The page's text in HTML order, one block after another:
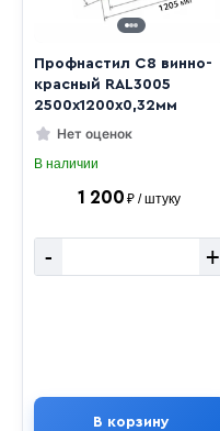
В наличии
Профнастил С8 винно-
красный RAL3005
2500х1200х0,32мм
Нет оценок
1 200 ₽ / штуку
- +
В корзину